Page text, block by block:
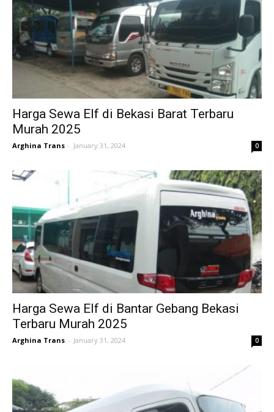
Harga Sewa Elf di Bekasi Barat Terbaru
Murah 2025
Arghina Trans - January 31, 2024 0
Harga Sewa Elf di Bantar Gebang Bekasi
Terbaru Murah 2025
Arghina Trans - January 31, 2024 0